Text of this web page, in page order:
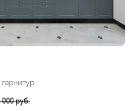
гарнитур
000 руб.